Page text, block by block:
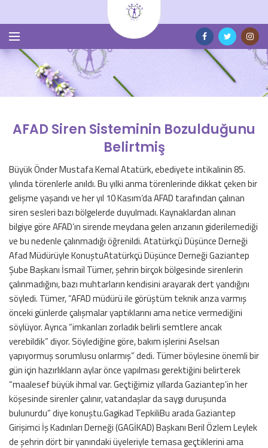
AFAD Siren Sisteminin Bozulduğunu
Belirtmiş
Büyük Önder Mustafa Kemal Atatürk, ebediyete intikalinin 85.
yılında törenlerle anıldı. Bu yılki anma törenlerinde dikkat çeken bir
gelişme yaşandı ve her yıl 10 Kasım’da AFAD tarafından çalınan
siren sesleri bazı bölgelerde duyulmadı. Kaynaklardan alınan
bilgiye göre AFAD’ın sirende meydana gelen arızanın giderilemediği
ve bu nedenle çalınmadığı öğrenildi. Atatürkçü Düşünce Derneği
Afad Müdürüyle KonuştuAtatürkçü Düşünce Derneği Gaziantep
Şube Başkanı İsmail Tümer, şehrin birçok bölgesinde sirenlerin
çalınmadığını, bazı muhtarların kendisini arayarak dert yandığını
söyledi. Tümer, “AFAD müdürü ile görüştüm teknik arıza varmış
önceki günlerde çalışmalar yaptıklarını ama netice vermediğini
söylüyor. Ayrıca “imkanları zorladık belirli semtlere ancak
verebildik” diyor. Söylediğine göre, bakım işlerini Aselsan
yapıyormuş sorumlusu onlarmış” dedi. Tümer böylesine önemli bir
gün için hazırlıkların aylar önce yapılması gerektiğini belirterek
“maalesef büyük ihmal var. Geçtiğimiz yıllarda Gaziantep’in her
köşesinde sirenler çalınır, vatandaşlar da saygı duruşunda
bulunurdu” diye konuştu.Gagikad TepkiliBu arada Gaziantep
Girişimci İş Kadınları Derneği (GAGİKAD) Başkanı Beril Özlem Leylek
de şehrin dört bir yanındaki üyeleriyle temasa geçtiklerini ama